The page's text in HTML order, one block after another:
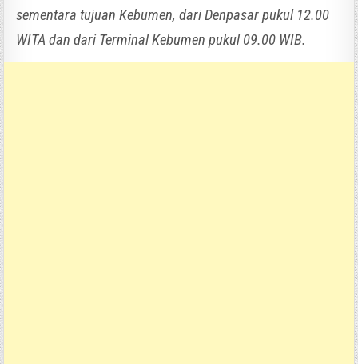
sementara tujuan Kebumen, dari Denpasar pukul 12.00
WITA dan dari Terminal Kebumen pukul 09.00 WIB.